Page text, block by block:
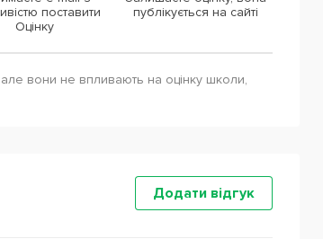
поставити
Оцінку
публікується на сайті
але вони не впливають на оцінку школи,
Додати відгук